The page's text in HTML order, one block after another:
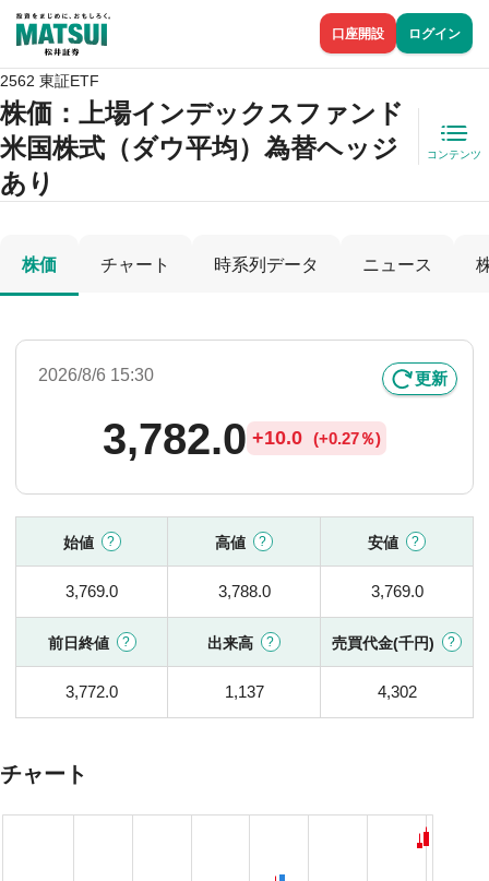
口座開設 ログイン
2562 東証ETF
株価 ：上場インデックスファンド
米国株式（ダウ平均）為替ヘッジ
あり
コンテンツ
株価 チャート 時系列データ ニュース
2026/8/6 15:30 更新
3,782.0 +10.0 (+0.27％)
始値 高値 安値
3,769.0 3,788.0 3,769.0
前日終値 出来高 売買代金(千円)
3,772.0 1,137 4,302
チャート